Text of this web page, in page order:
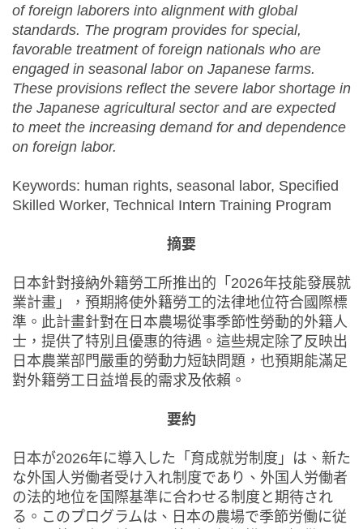
of foreign laborers into alignment with global
standards. The program provides for special,
favorable treatment of foreign nationals who are
engaged in seasonal labor on Japanese farms.
These provisions reflect the severe labor shortage in
the Japanese agricultural sector and are expected
to meet the increasing demand for and dependence
on foreign labor.
Keywords: human rights, seasonal labor, Specified
Skilled Worker, Technical Intern Training Program
摘要
日本針對接納外籍勞工所推出的「2026年技能發展就
業計畫」，預期將使外籍勞工的法律地位符合國際標
準。此計畫針對在日本農場從事季節性勞動的外籍人
士，提供了特別且優惠的待遇。這些規定除了反映出
日本農業部門嚴重的勞動力短缺問題，也預期能滿足
對外籍勞工日益增長的需求及依賴。
要約
日本が2026年に導入した「育成就労制度」は、新た
な外国人労働者受け入れ制度であり、外国人労働者
の法的地位を国際基準に合わせる制度と期待され
る。このプログラムは、日本の農場で季節労働に従